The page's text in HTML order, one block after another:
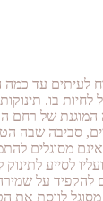
לעיתים עד
לחיות בו.
של רחם
סביבה שבה
מסוגלים
לסייע
להקפיד על
מסוגל לווסת את